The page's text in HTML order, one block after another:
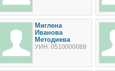
Миглена
Иванова
Методиева
УИН: 0510000089